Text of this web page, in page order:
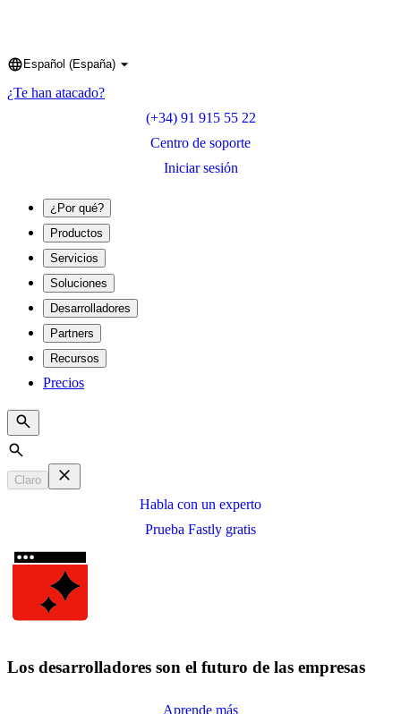
Language
Español (España)
¿Te han atacado?
(+34) 91 915 55 22
Centro de soporte
Iniciar sesión
¿Por qué?
Productos
Servicios
Soluciones
Desarrolladores
Partners
Recursos
Precios
Search
Claro
Habla con un experto
Prueba Fastly gratis
Los desarrolladores son el futuro de las empresas
Aprende más